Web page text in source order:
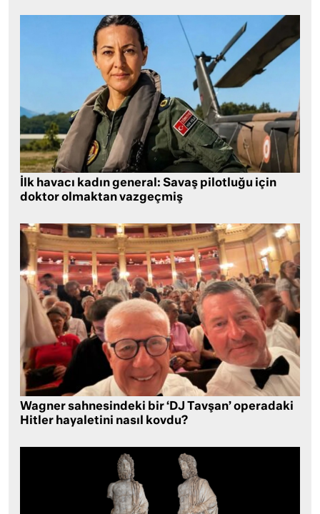
İlk havacı kadın general: Savaş pilotluğu için
doktor olmaktan vazgeçmiş
Wagner sahnesindeki bir ‘DJ Tavşan’ operadaki
Hitler hayaletini nasıl kovdu?